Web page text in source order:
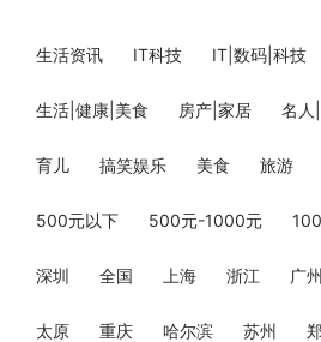
生活资讯 IT科技 IT|数码|科技
生活|健康|美食 房产|家居 名人
育儿 搞笑娱乐 美食 旅游
500元以下 500元-1000元
深圳 全国 上海 浙江 广
太原 重庆 哈尔滨 苏州